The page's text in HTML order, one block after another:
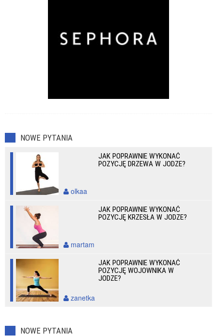
NOWE PYTANIA
JAK POPRAWNIE WYKONAĆ
POZYCJĘ DRZEWA W JODZE?
olkaa
JAK POPRAWNIE WYKONAĆ
POZYCJĘ KRZESŁA W JODZE?
martam
JAK POPRAWNIE WYKONAĆ
POZYCJĘ WOJOWNIKA W
JODZE?
zanetka
NOWE PYTANIA